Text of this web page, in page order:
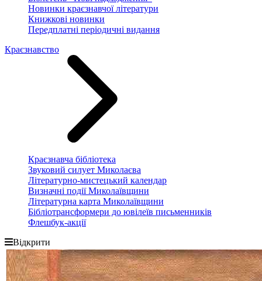
Новинки краєзнавчої літератури
Книжкові новинки
Передплатні періодичні видання
Краєзнавство
Краєзнавча бібліотека
Звуковий силует Миколаєва
Літературно-мистецький календар
Визначні події Миколаївщини
Літературна карта Миколаївщини
Бібліотрансформери до ювілеїв письменників
Флешбук-акції
Відкрити